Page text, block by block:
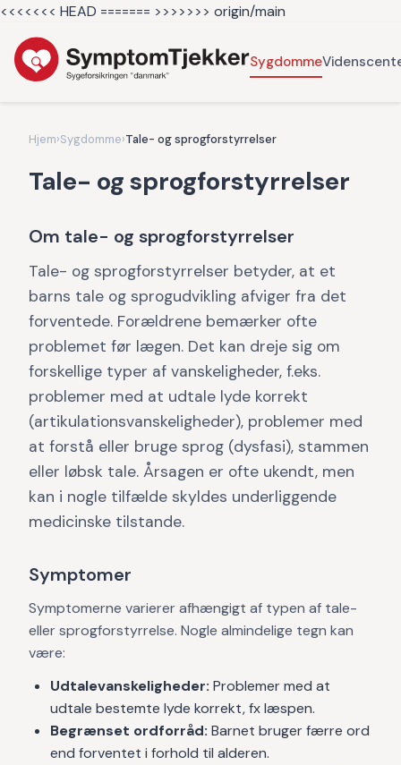
<<<<<<< HEAD ======= >>>>>>> origin/main
Sygdomme
Hjem›Sygdomme›Tale- og sprogforstyrrelser
Tale- og sprogforstyrrelser
Om tale- og sprogforstyrrelser
Tale- og sprogforstyrrelser betyder, at et
barns tale og sprogudvikling afviger fra det
forventede. Forældrene bemærker ofte
problemet før lægen. Det kan dreje sig om
forskellige typer af vanskeligheder, f.eks.
problemer med at udtale lyde korrekt
(artikulationsvanskeligheder), problemer med
at forstå eller bruge sprog (dysfasi), stammen
eller løbsk tale. Årsagen er ofte ukendt, men
kan i nogle tilfælde skyldes underliggende
medicinske tilstande.
Symptomer
Symptomerne varierer afhængigt af typen af tale-
eller sprogforstyrrelse. Nogle almindelige tegn kan
være:
Udtalevanskeligheder: Problemer med at
udtale bestemte lyde korrekt, fx læspen.
Begrænset ordforråd: Barnet bruger færre ord
end forventet i forhold til alderen.